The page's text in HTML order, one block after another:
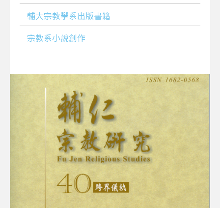
輔大宗教學系出版書籍
宗教系小說創作